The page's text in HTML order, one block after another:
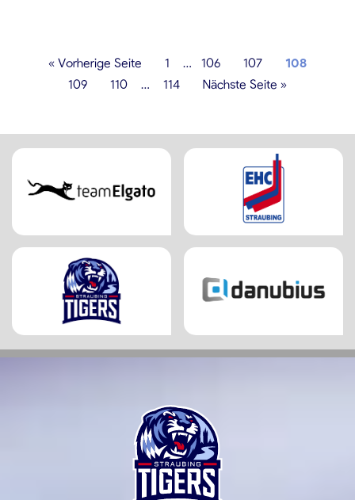
« Vorherige Seite 1 … 106 107
108
109
110 … 114 Nächste Seite »